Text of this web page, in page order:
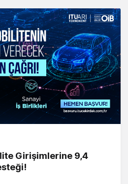
Girişimlerine 9,4